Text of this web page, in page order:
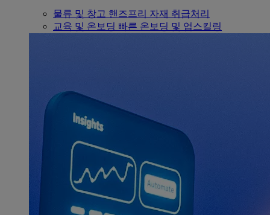
물류 및 창고 핸즈프리 자재 취급처리
교육 및 온보딩 빠른 온보딩 및 업스킬링